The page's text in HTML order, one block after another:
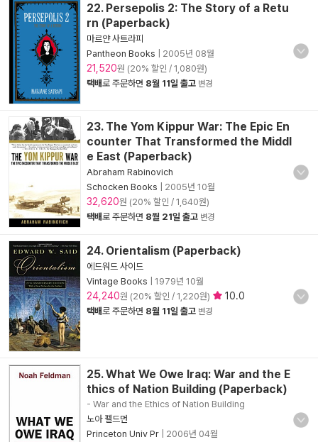
22. Persepolis 2: The Story of a Retu
rn (Paperback)
마르얀 사트라피
Pantheon Books
2005년 08월
21,520원 (20% 할인 / 1,080원)
택배로 주문하면 8월 11일 출고 변경
23. The Yom Kippur War: The Epic En
counter That Transformed the Middl
e East (Paperback)
Abraham Rabinovich
Schocken Books
2005년 10월
32,620원 (20% 할인 / 1,640원)
택배로 주문하면 8월 21일 출고 변경
24. Orientalism (Paperback)
에드워드 사이드
Vintage Books
1979년 10월
24,240원 (20% 할인 / 1,220원) 10.0
택배로 주문하면 8월 11일 출고 변경
25. What We Owe Iraq: War and the E
thics of Nation Building (Paperback)
- War and the Ethics of Nation Building
노아 펠드먼
Princeton Univ Pr
2006년 04월